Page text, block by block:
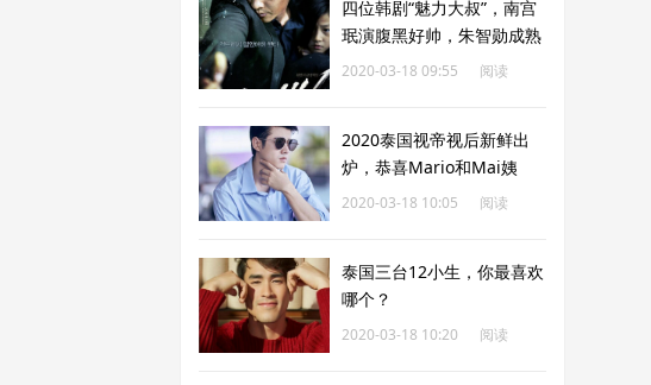
四位韩剧“魅力大叔”，南宫
珉演腹黑好帅，朱智勋成熟
男人味爆棚
2020-03-18 09:55
阅读
2020泰国视帝视后新鲜出
炉，恭喜Mario和Mai姨
2020-03-18 10:05
阅读
泰国三台12小生，你最喜欢
哪个？
2020-03-18 10:20
阅读